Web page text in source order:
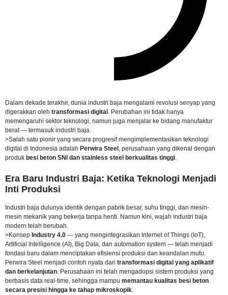
Dalam dekade terakhir, dunia industri baja mengalami revolusi senyap yang
digerakkan oleh transformasi digital . Perubahan ini tidak hanya
memengaruhi sektor teknologi, namun juga menjalar ke bidang manufaktur
berat — termasuk industri baja.
>Salah satu pionir yang secara progresif mengimplementasikan teknologi
digital di Indonesia adalah Perwira Steel , perusahaan yang dikenal dengan
produk besi beton SNI dan stainless steel berkualitas tinggi
Era Baru Industri Baja: Ketika Teknologi Menjadi
Inti Produksi
Industri baja dulunya identik dengan pabrik besar, suhu tinggi, dan mesin-
mesin mekanik yang bekerja tanpa henti. Namun kini, wajah industri baja
modern telah berubah.
>Konsep Industry 4.0 — yang mengintegrasikan Internet of Things (IoT),
Artificial Intelligence (AI), Big Data, dan automation system — telah menjadi
fondasi baru dalam menciptakan efisiensi produksi dan keandalan mutu.
Perwira Steel menjadi contoh nyata dari transformasi digital yang aplikatif
dan berkelanjutan. Perusahaan ini telah mengadopsi sistem produksi yang
berbasis data real-time, sehingga mampu memantau kualitas besi beton
secara presisi hingga ke tahap mikroskopik.